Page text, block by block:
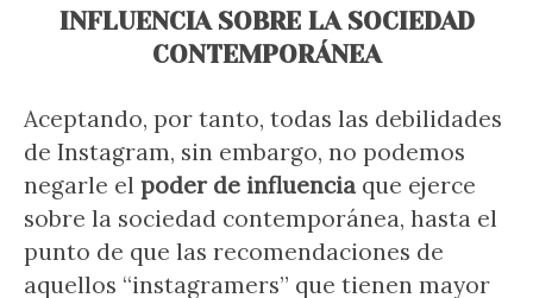
INFLUENCIA SOBRE LA SOCIEDAD
CONTEMPORÁNEA
Aceptando, por tanto, todas las debilidades
de Instagram, sin embargo, no podemos
negarle el poder de influencia que ejerce
sobre la sociedad contemporánea, hasta el
punto de que las recomendaciones de
aquellos “instagramers” que tienen mayor